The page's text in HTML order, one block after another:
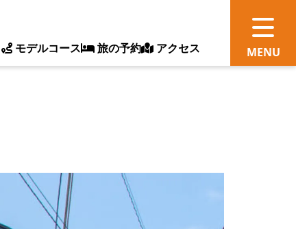
モデルコース 旅の予約 アクセス